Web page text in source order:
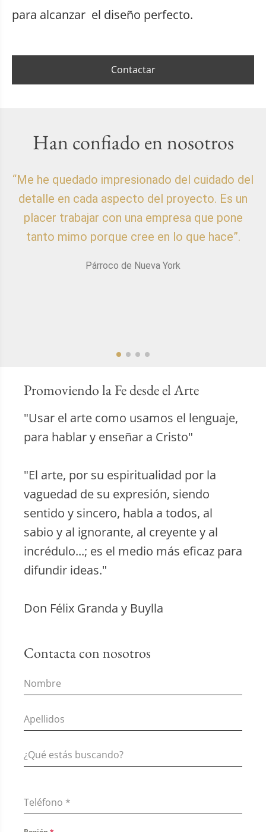
para alcanzar el diseño perfecto.
Contactar
Han confiado en nosotros
“Me he quedado impresionado del cuidado del
detalle en cada aspecto del proyecto. Es un
placer trabajar con una empresa que pone
tanto mimo porque cree en lo que hace”.
Párroco de Nueva York
Promoviendo la Fe desde el Arte
"Usar el arte como usamos el lenguaje,
para hablar y enseñar a Cristo"
"El arte, por su espiritualidad por la
vaguedad de su expresión, siendo
sentido y sincero, habla a todos, al
sabio y al ignorante, al creyente y al
incrédulo...; es el medio más eficaz para
difundir ideas."
Don Félix Granda y Buylla
Contacta con nosotros
Teléfono *